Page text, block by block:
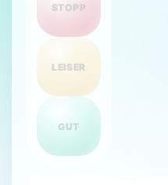
STOPP
LEISER
GUT